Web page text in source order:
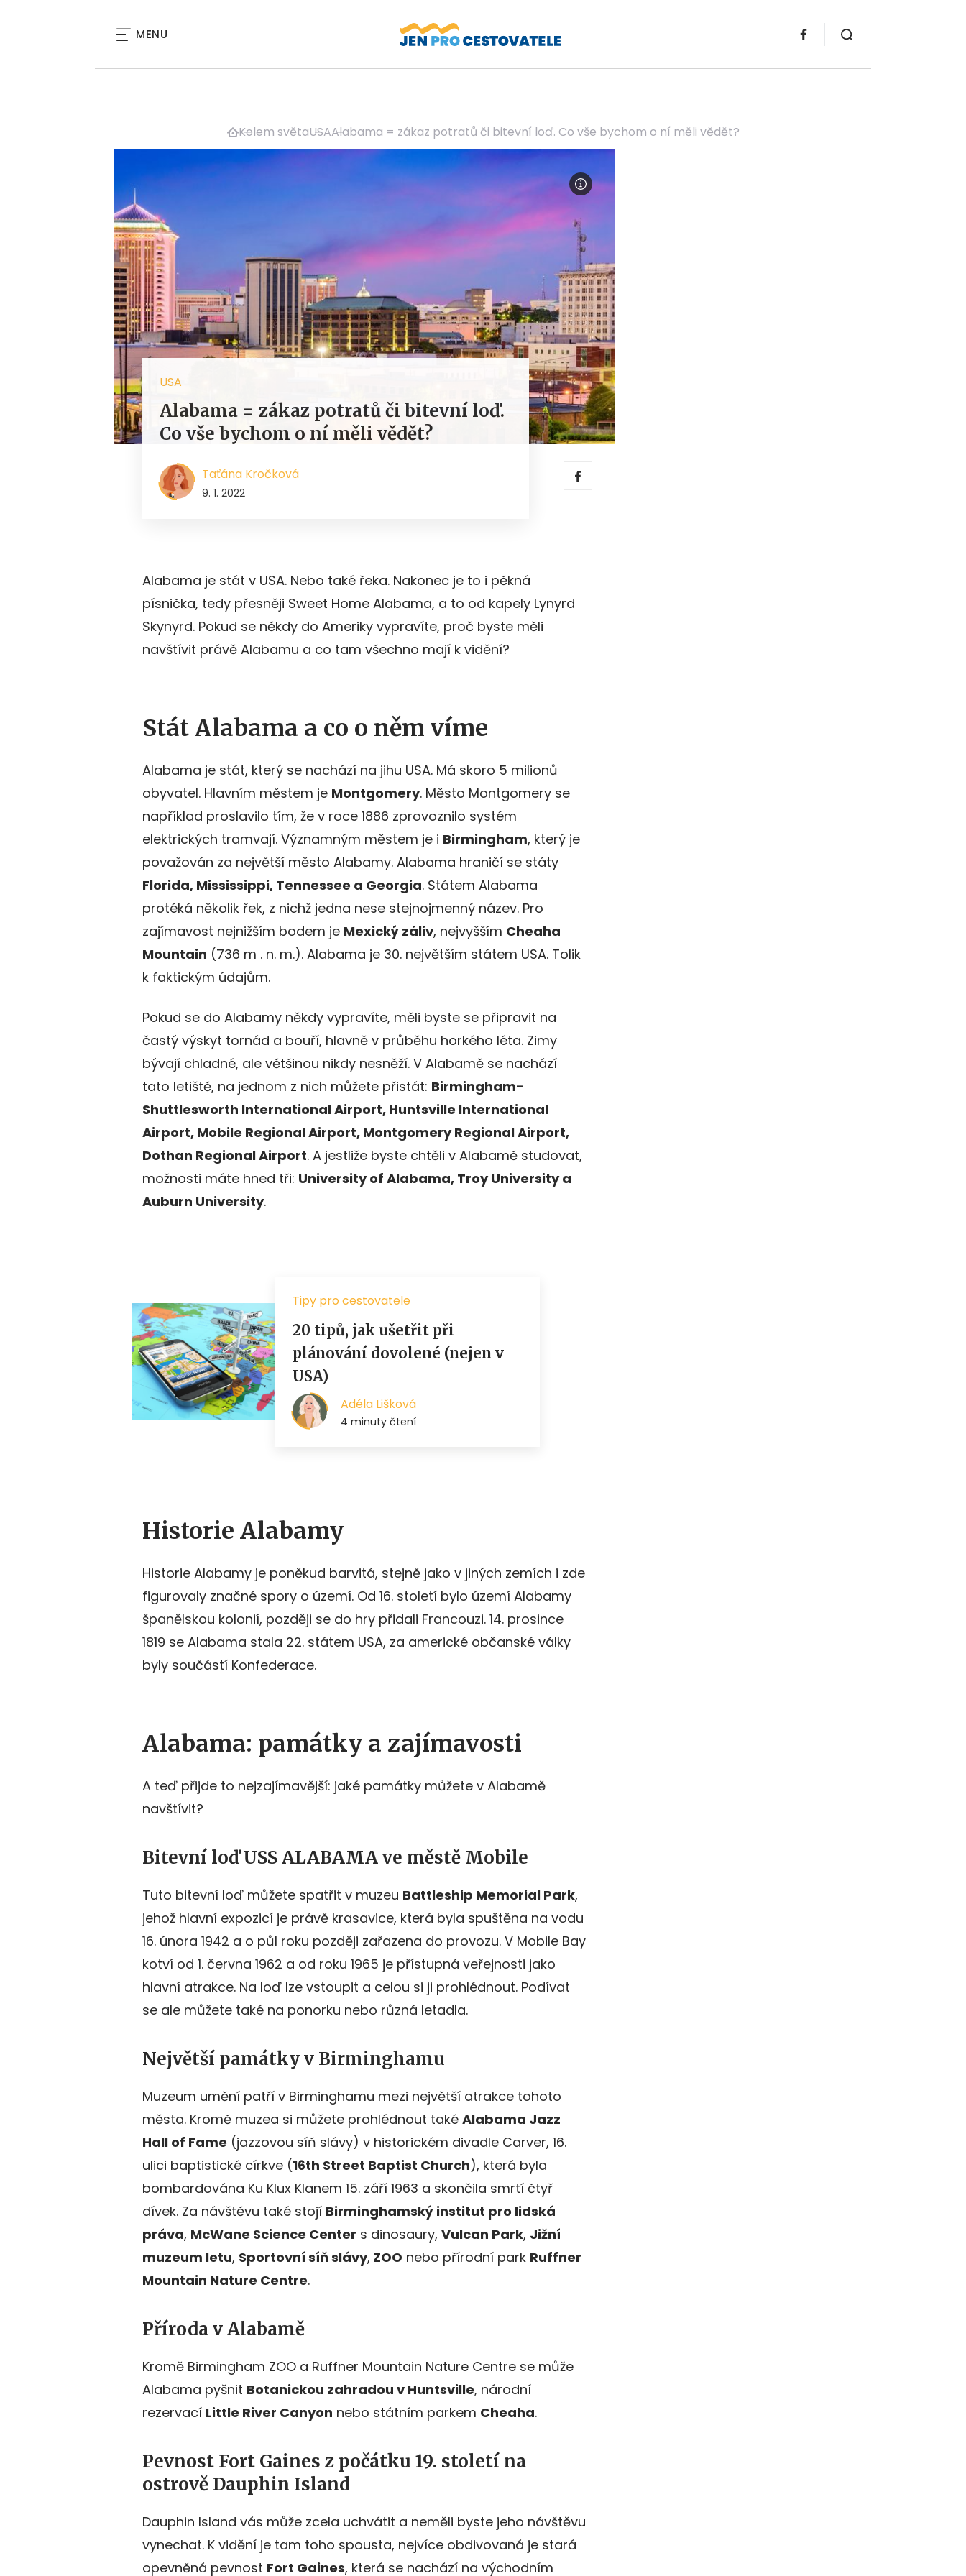
MENU
Kolem světaUSAAlabama = zákaz potratů či bitevní loď. Co vše bychom o ní měli vědět?
USA
Alabama = zákaz potratů či bitevní loď.
Co vše bychom o ní měli vědět?
Taťána Kročková
9. 1. 2022
Alabama je stát v USA. Nebo také řeka. Nakonec je to i pěkná
písnička, tedy přesněji Sweet Home Alabama, a to od kapely Lynyrd
Skynyrd. Pokud se někdy do Ameriky vypravíte, proč byste měli
navštívit právě Alabamu a co tam všechno mají k vidění?
Stát Alabama a co o něm víme
Alabama je stát, který se nachází na jihu USA. Má skoro 5 milionů
obyvatel. Hlavním městem je Montgomery. Město Montgomery se
například proslavilo tím, že v roce 1886 zprovoznilo systém
elektrických tramvají. Významným městem je i Birmingham, který je
považován za největší město Alabamy. Alabama hraničí se státy
Florida, Mississippi, Tennessee a Georgia. Státem Alabama
protéká několik řek, z nichž jedna nese stejnojmenný název. Pro
zajímavost nejnižším bodem je Mexický záliv, nejvyšším Cheaha
Mountain (736 m . n. m.). Alabama je 30. největším státem USA. Tolik
k faktickým údajům.
Pokud se do Alabamy někdy vypravíte, měli byste se připravit na
častý výskyt tornád a bouří, hlavně v průběhu horkého léta. Zimy
bývají chladné, ale většinou nikdy nesněží. V Alabamě se nachází
tato letiště, na jednom z nich můžete přistát: Birmingham-
Shuttlesworth International Airport, Huntsville International
Airport, Mobile Regional Airport, Montgomery Regional Airport,
Dothan Regional Airport. A jestliže byste chtěli v Alabamě studovat,
možnosti máte hned tři: University of Alabama, Troy University a
Auburn University.
Historie Alabamy
Historie Alabamy je poněkud barvitá, stejně jako v jiných zemích i zde
figurovaly značné spory o území. Od 16. století bylo území Alabamy
španělskou kolonií, později se do hry přidali Francouzi. 14. prosince
1819 se Alabama stala 22. státem USA, za americké občanské války
byly součástí Konfederace.
Alabama: památky a zajímavosti
A teď přijde to nejzajímavější: jaké památky můžete v Alabamě
navštívit?
Bitevní loď USS ALABAMA ve městě Mobile
Tuto bitevní loď můžete spatřit v muzeu Battleship Memorial Park,
jehož hlavní expozicí je právě krasavice, která byla spuštěna na vodu
16. února 1942 a o půl roku později zařazena do provozu. V Mobile Bay
kotví od 1. června 1962 a od roku 1965 je přístupná veřejnosti jako
hlavní atrakce. Na loď lze vstoupit a celou si ji prohlédnout. Podívat
se ale můžete také na ponorku nebo různá letadla.
Největší památky v Birminghamu
Muzeum umění patří v Birminghamu mezi největší atrakce tohoto
města. Kromě muzea si můžete prohlédnout také Alabama Jazz
Hall of Fame (jazzovou síň slávy) v historickém divadle Carver, 16.
ulici baptistické církve (16th Street Baptist Church), která byla
bombardována Ku Klux Klanem 15. září 1963 a skončila smrtí čtyř
dívek. Za návštěvu také stojí Birminghamský institut pro lidská
práva, McWane Science Center s dinosaury, Vulcan Park, Jižní
muzeum letu, Sportovní síň slávy, ZOO nebo přírodní park Ruffner
Mountain Nature Centre.
Příroda v Alabamě
Kromě Birmingham ZOO a Ruffner Mountain Nature Centre se může
Alabama pyšnit Botanickou zahradou v Huntsville, národní
rezervací Little River Canyon nebo státním parkem Cheaha.
Pevnost Fort Gaines z počátku 19. století na
ostrově Dauphin Island
Dauphin Island vás může zcela uchvátit a neměli byste jeho návštěvu
vynechat. K vidění je tam toho spousta, nejvíce obdivovaná je stará
opevněná pevnost Fort Gaines, která se nachází na východním